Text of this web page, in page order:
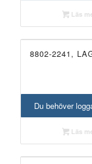
Läs
8802-2241,
Du behöver
Läs